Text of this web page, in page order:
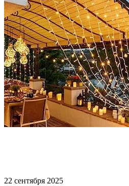
22 сентября 2025